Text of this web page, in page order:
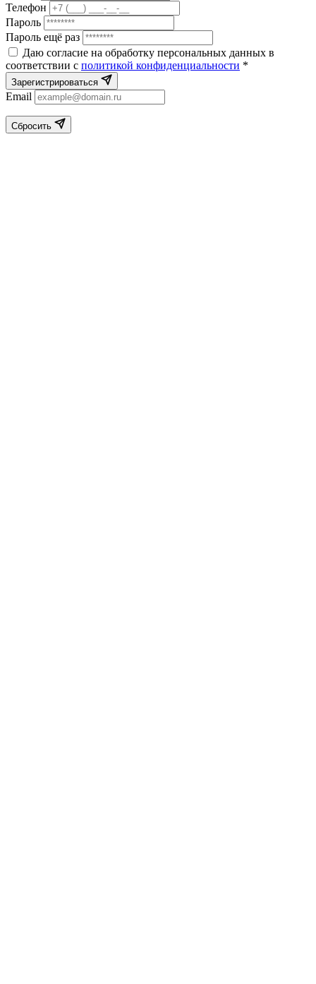
Телефон
Пароль
Пароль ещё раз
Даю согласие на обработку персональных данных в
соответствии с политикой конфиденциальности *
Зарегистрироваться
Email
Сбросить